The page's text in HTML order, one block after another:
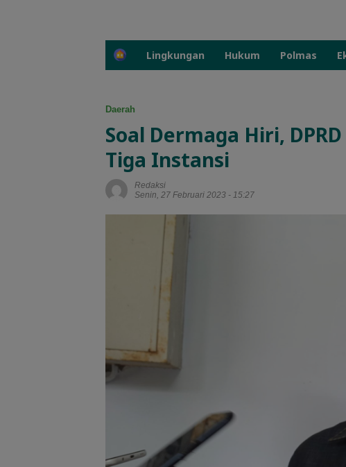
H
Lingkungan Hukum Polmas
Daerah
Soal Dermaga Hiri,
Tiga Instansi
Redaksi
Senin, 27 Februari 2023 - 15:27